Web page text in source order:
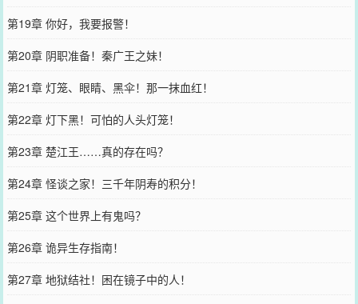
第19章 你好，我要报警！
第20章 阴职准备！秦广王之妹！
第21章 灯笼、眼睛、黑伞！那一抹血红！
第22章 灯下黑！可怕的人头灯笼！
第23章 楚江王……真的存在吗？
第24章 怪谈之家！三千年阴寿的积分！
第25章 这个世界上有鬼吗？
第26章 诡异生存指南！
第27章 地狱结社！困在镜子中的人！